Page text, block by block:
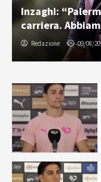
Inzaghi:
carriera.
Redazione 09/08/